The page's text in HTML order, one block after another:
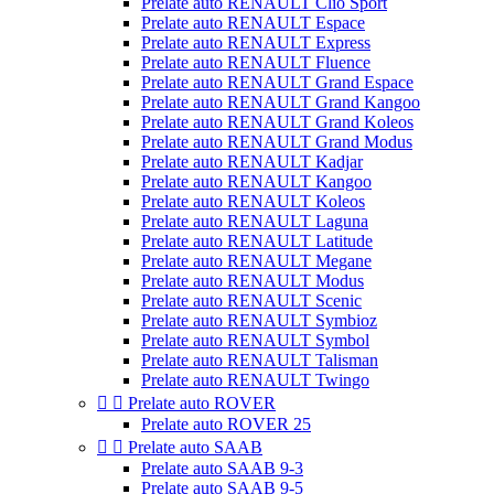
Prelate auto RENAULT Espace
Prelate auto RENAULT Express
Prelate auto RENAULT Fluence
Prelate auto RENAULT Grand Espace
Prelate auto RENAULT Grand Kangoo
Prelate auto RENAULT Grand Koleos
Prelate auto RENAULT Grand Modus
Prelate auto RENAULT Kadjar
Prelate auto RENAULT Kangoo
Prelate auto RENAULT Koleos
Prelate auto RENAULT Laguna
Prelate auto RENAULT Latitude
Prelate auto RENAULT Megane
Prelate auto RENAULT Modus
Prelate auto RENAULT Scenic
Prelate auto RENAULT Symbioz
Prelate auto RENAULT Symbol
Prelate auto RENAULT Talisman
Prelate auto RENAULT Twingo
  Prelate auto ROVER
Prelate auto ROVER 25
  Prelate auto SAAB
Prelate auto SAAB 9-3
Prelate auto SAAB 9-5